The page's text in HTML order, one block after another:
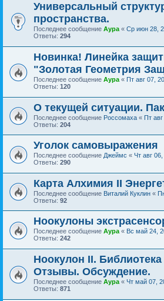
Универсальный
пространства.
Последнее сообщение Аура « Ср июн 28,
Ответы: 294
Новинка! Линейка
"Золотая Геометрия
Последнее сообщение Аура « Пт авг 07,
Ответы: 120
О текущей ситуации.
Последнее сообщение Россомаха « Пт
Ответы: 204
Уголок самовыражения
Последнее сообщение Джеймс « Чт авг
Ответы: 290
Карта Алхимия II
Последнее сообщение Виталий Куклин «
Ответы: 92
Ноокулоны
Последнее сообщение Аура« Вс май 24,
Ответы: 242
Ноокулон II.
Отзывы. Обсуждение.
Последнее сообщение Аура « Чт май 07,
Ответы: 871